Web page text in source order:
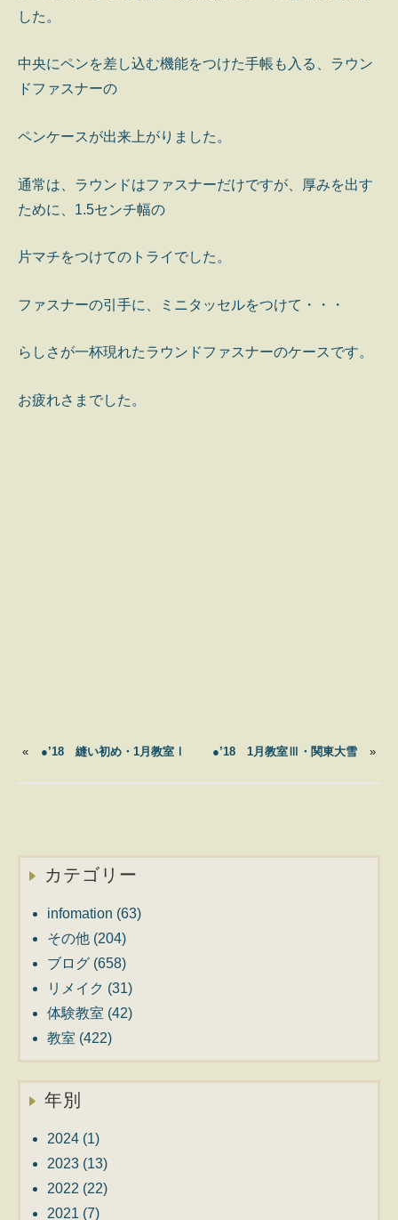
した。
中央にペンを差し込む機能をつけた手帳も入る、ラウン
ドファスナーの
ペンケースが出来上がりました。
通常は、ラウンドはファスナーだけですが、厚みを出す
ために、1.5センチ幅の
片マチをつけてのトライでした。
ファスナーの引手に、ミニタッセルをつけて・・・
らしさが一杯現れたラウンドファスナーのケースです。
お疲れさまでした。
« ●’18 縫い初め・1月教室Ⅰ ●’18 1月教室Ⅲ・関東大雪 »
カテゴリー
infomation (63)
その他 (204)
ブログ (658)
リメイク (31)
体験教室 (42)
教室 (422)
年別
2024 (1)
2023 (13)
2022 (22)
2021 (7)